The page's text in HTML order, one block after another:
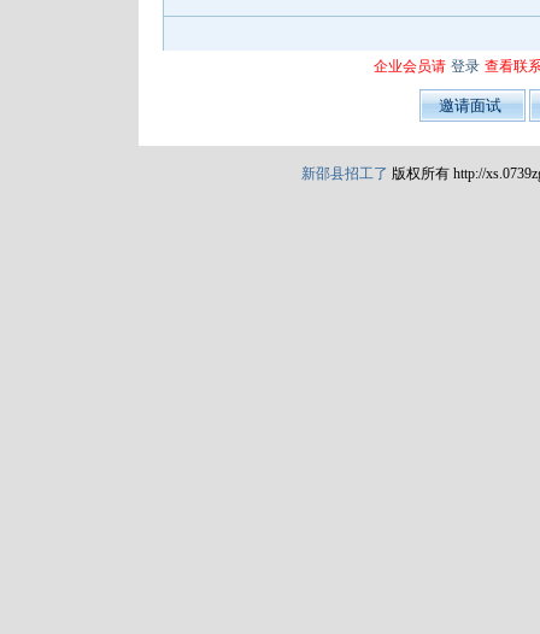
企业会员请 登录 查看联
新邵县招工了 版权所有 http://